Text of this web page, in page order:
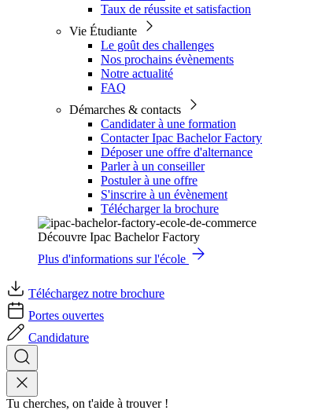
Taux de réussite et satisfaction
Vie Étudiante
Le goût des challenges
Nos prochains évènements
Notre actualité
FAQ
Démarches & contacts
Candidater à une formation
Contacter Ipac Bachelor Factory
Déposer une offre d'alternance
Parler à un conseiller
Postuler à une offre
S'inscrire à un évènement
Télécharger la brochure
Découvre Ipac Bachelor Factory
Plus d'informations sur l'école
Téléchargez notre brochure
Portes ouvertes
Candidature
Tu cherches, on t'aide à trouver !